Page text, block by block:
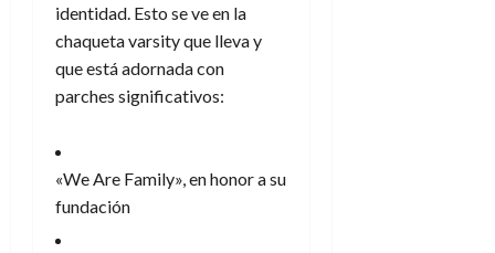
identidad. Esto se ve en la
chaqueta varsity que lleva y
que está adornada con
parches significativos:
«We Are Family», en honor a su
fundación